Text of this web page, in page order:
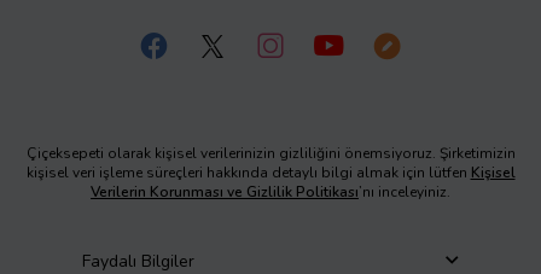
Çiçeksepeti olarak kişisel verilerinizin gizliliğini önemsiyoruz. Şirketimizin
kişisel veri işleme süreçleri hakkında detaylı bilgi almak için lütfen Kişisel
Verilerin Korunması ve Gizlilik Politikası’nı inceleyiniz.
Faydalı Bilgiler